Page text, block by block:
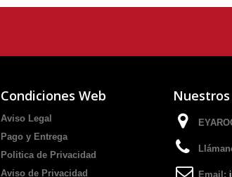
Condiciones Web
Aviso Legal
Pago y Entrega
Politica de Privacidad
Aviso de Privacidad
Email: